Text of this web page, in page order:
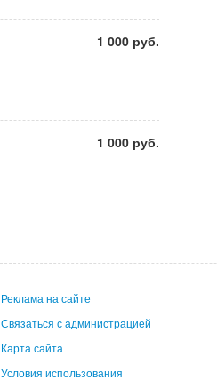
1 000 руб.
1 000 руб.
Реклама на сайте
Связаться с администрацией
Карта сайта
Условия использования